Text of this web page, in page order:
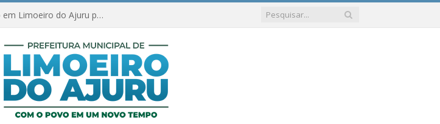
Amanhã começa nova etapa de vacinação em Limoeiro do Ajuru para idosos com 65 ou mais